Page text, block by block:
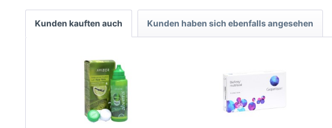
Kunden kauften auch Kunden haben sich ebenfalls angesehen